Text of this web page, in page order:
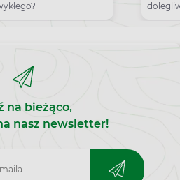
na bieżąco,
nasz newsletter!